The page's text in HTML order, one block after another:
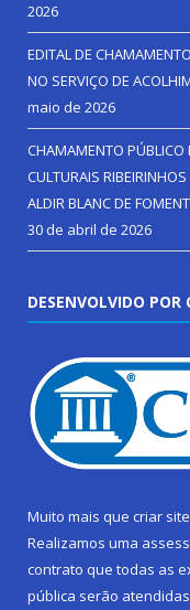
2026
EDITAL DE
NO SERVIÇO DE
maio de 2026
CHAMAMENTO PÚBLICO
CULTURAIS
ALDIR BLANC DE
30 de abril de 2026
DESENVOLVIDO POR
Muito mais que criar site
Realizamos uma
contrato que todas as
pública serão